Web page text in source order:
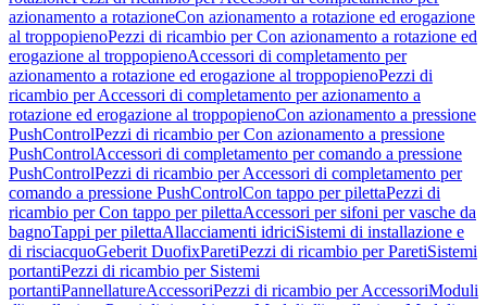
azionamento a rotazioneCon azionamento a rotazione ed erogazione
al troppopienoPezzi di ricambio per Con azionamento a rotazione ed
erogazione al troppopienoAccessori di completamento per
azionamento a rotazione ed erogazione al troppopienoPezzi di
ricambio per Accessori di completamento per azionamento a
rotazione ed erogazione al troppopienoCon azionamento a pressione
PushControlPezzi di ricambio per Con azionamento a pressione
PushControlAccessori di completamento per comando a pressione
PushControlPezzi di ricambio per Accessori di completamento per
comando a pressione PushControlCon tappo per pilettaPezzi di
ricambio per Con tappo per pilettaAccessori per sifoni per vasche da
bagnoTappi per pilettaAllacciamenti idriciSistemi di installazione e
di risciacquoGeberit DuofixParetiPezzi di ricambio per ParetiSistemi
portantiPezzi di ricambio per Sistemi
portantiPannellatureAccessoriPezzi di ricambio per AccessoriModuli